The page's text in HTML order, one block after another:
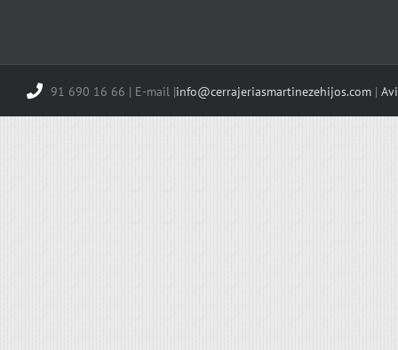
91 690 16 66 | E-mail |info@cerrajeriasmartinezehijos.com |